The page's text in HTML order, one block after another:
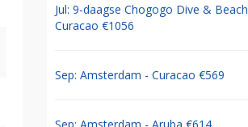
Jul: 9-daagse Chogogo Dive & Beach
Curacao €1056
Sep: Amsterdam - Curacao €569
Sep: Amsterdam - Aruba €614